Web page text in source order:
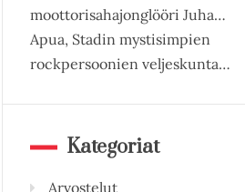
moottorisahajonglööri Juha…
Apua, Stadin mystisimpien
rockpersoonien veljeskunta…
Kategoriat
Arvostelut